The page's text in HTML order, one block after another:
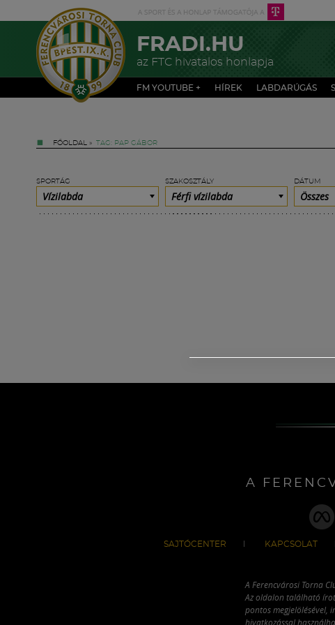
FRADI.HU
az FTC hivatalos honlapja
FM YOUTUBE + HÍREK LABDARÚGÁS
FŐOLDAL » TAG: PAP GÁBOR
SPORTÁG
Vízilabda
SZAKOSZTÁLY
Férfi vízilabda
DÁTUM
Összes
A
SAJTÓCENTER KAPCSOLAT
A Ferencvárosi Torna
Az oldalon található
pontos megjelölésével,
hivatkozással